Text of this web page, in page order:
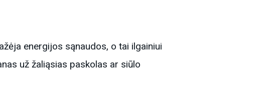
energijos sąnaudos, o tai ilgainiui
už žaliąsias paskolas ar siūlo